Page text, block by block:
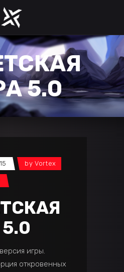
5.0
byVortex
игры.
откровенных